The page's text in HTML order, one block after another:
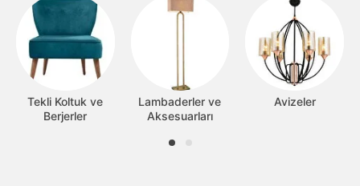
Tekli Koltuk ve
Berjerler
Lambaderler ve
Aksesuarları
Avizeler